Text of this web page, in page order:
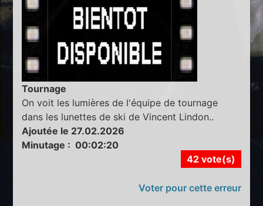
Tournage
On voit les lumières de l'équipe de tournage
dans les lunettes de ski de Vincent Lindon..
Ajoutée le 27.02.2026
Minutage : 00:02:20
42 vote(s)
Voter pour cette erreur